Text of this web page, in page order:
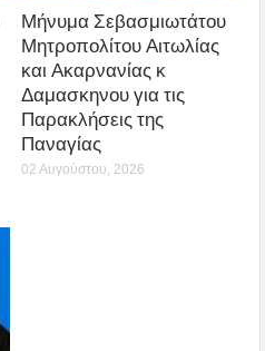
Μήνυμα Σεβασμιωτάτου
Μητροπολίτου Αιτωλίας
και Ακαρνανίας κ
Δαμασκηνου για τις
Παρακλήσεις της
Παναγίας
02 Αυγούστου, 2026